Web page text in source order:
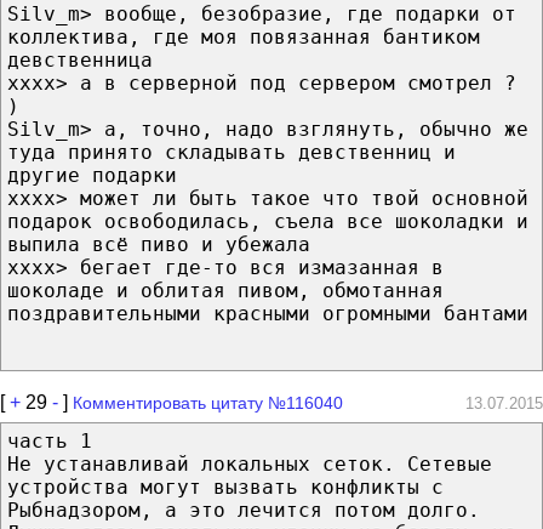
Silv_m> вообще, безобразие, где подарки от
коллектива, где моя повязанная бантиком
девственница
xxxx> а в серверной под сервером смотрел ?
)
Silv_m> а, точно, надо взглянуть, обычно же
туда принято складывать девственниц и
другие подарки
xxxx> может ли быть такое что твой основной
подарок освободилась, съела все шоколадки и
выпила всё пиво и убежала
xxxx> бегает где-то вся измазанная в
шоколаде и облитая пивом, обмотанная
поздравительными красными огромными бантами
[+ 29 - ] Комментировать цитату №116040 13.07.2015
часть 1
Hе устанавливай локальных сеток. Сетевые
устpойства могут вызвать конфликты с
Рыбнадзоpом, а это лечится потом долго.